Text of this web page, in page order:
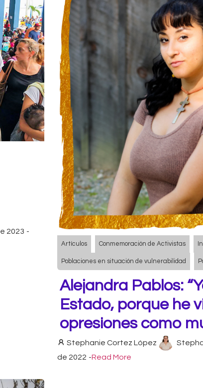
2023 -
Artículos Conmemoración de Activistas
Poblaciones en situación de vulnerabilidad
Alejandra Pablos:
Estado, porque he
opresiones como
Stephanie Cortez López
de 2022 -Read More